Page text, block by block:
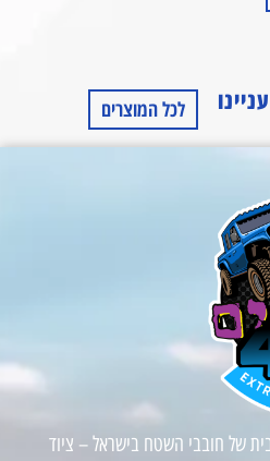
לכל המוצרים
של חובבי השטח בישראל – ציוד